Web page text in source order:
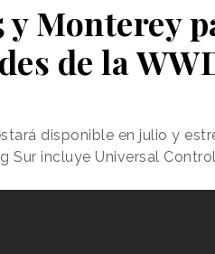
y Monterey
de la
disponible en julio y
Sur incluye Universal